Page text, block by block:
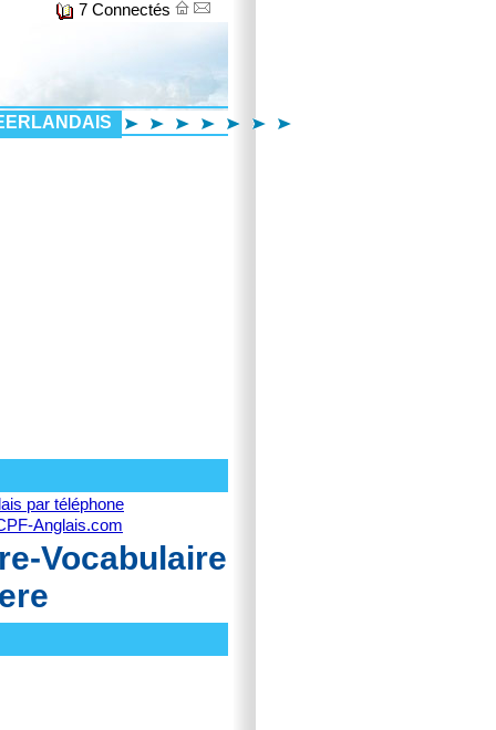
7 Connectés
par téléphone
Anglais.com
Vocabulaire